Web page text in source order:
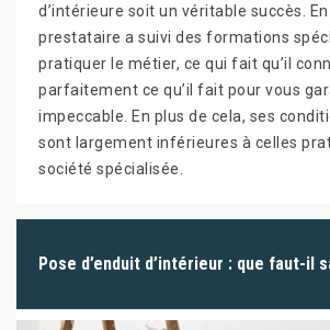
d’intérieure soit un véritable succès.
prestataire a suivi des formations
pratiquer le métier, ce qui fait qu’il
parfaitement ce qu’il fait pour vous
impeccable. En plus de cela, ses
sont largement inférieures à celles
société spécialisée.
Pose d’enduit d’intérieur : que faut-il